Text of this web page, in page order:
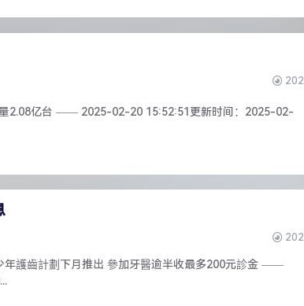
202
2.08亿台 —— 2025-02-20 15:52:51更新时间：2025-02-
202
年護齒計劃下月推出 參加牙醫逾半收最多200元診金 ——